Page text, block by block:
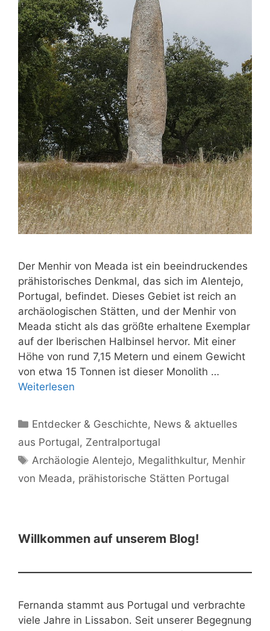
Der Menhir von Meada ist ein beeindruckendes
prähistorisches Denkmal, das sich im Alentejo,
Portugal, befindet. Dieses Gebiet ist reich an
archäologischen Stätten, und der Menhir von
Meada sticht als das größte erhaltene Exemplar
auf der Iberischen Halbinsel hervor. Mit einer
Höhe von rund 7,15 Metern und einem Gewicht
von etwa 15 Tonnen ist dieser Monolith …
Weiterlesen
Kategorien
Entdecker & Geschichte, News & aktuelles
aus Portugal, Zentralportugal
Schlagwörter
Archäologie Alentejo, Megalithkultur, Menhir
von Meada, prähistorische Stätten Portugal
Willkommen auf unserem Blog!
Fernanda stammt aus Portugal und verbrachte
viele Jahre in Lissabon. Seit unserer Begegnung